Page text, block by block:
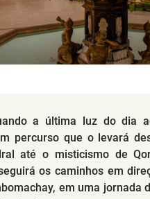
a última luz do dia
percurso que o levará
até o misticismo de
os caminhos em
em uma jornada